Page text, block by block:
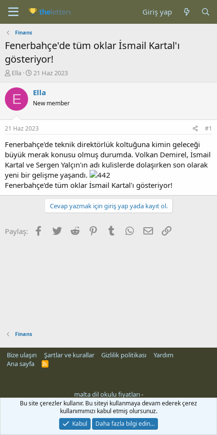
Giriş yap
Finans
Fenerbahçe'de tüm oklar İsmail Kartal'ı
gösteriyor!
K
n
b
u
u
b
a
ş
l
a
t
a
n
Ella
B
ş
a
g
ı
ç
a
r
i
h
i
21 Haz 2023
E Ella
New member
21 Haz 2023 #1
Fenerbahçe'de teknik direktörlük koltuğuna kimin geleceği
büyük merak konusu olmuş durumda. Volkan Demirel, İsmail
Kartal ve Sergen Yalçın'ın adı kulislerde dolaşırken son olarak
yeni bir gelişme yaşandı.
Fenerbahçe'de tüm oklar İsmail Kartal'ı gösteriyor!
Cevap yazmak için giriş yap yada kayıt ol.
Paylaş: Facebook
Twitter Reddit PinterestTumblr WhatsApp
E-posta
Finans
Bize ulaşın Şartlar ve kurallar Gizlilik politikası
Yardım
Ana sayfa
R
malta dil okulu fiyatları-
Bu site çerezler kullanır. Bu siteyi kullanmaya devam ederek çerez
kullanımımızı kabul etmiş olursunuz.
Kabul
Daha fazla bilgi edin…